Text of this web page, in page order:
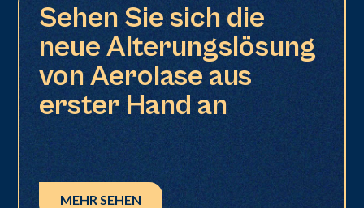
Sehen Sie sich die
neue Alterungslösung
von Aerolase aus
erster Hand an
MEHR SEHEN